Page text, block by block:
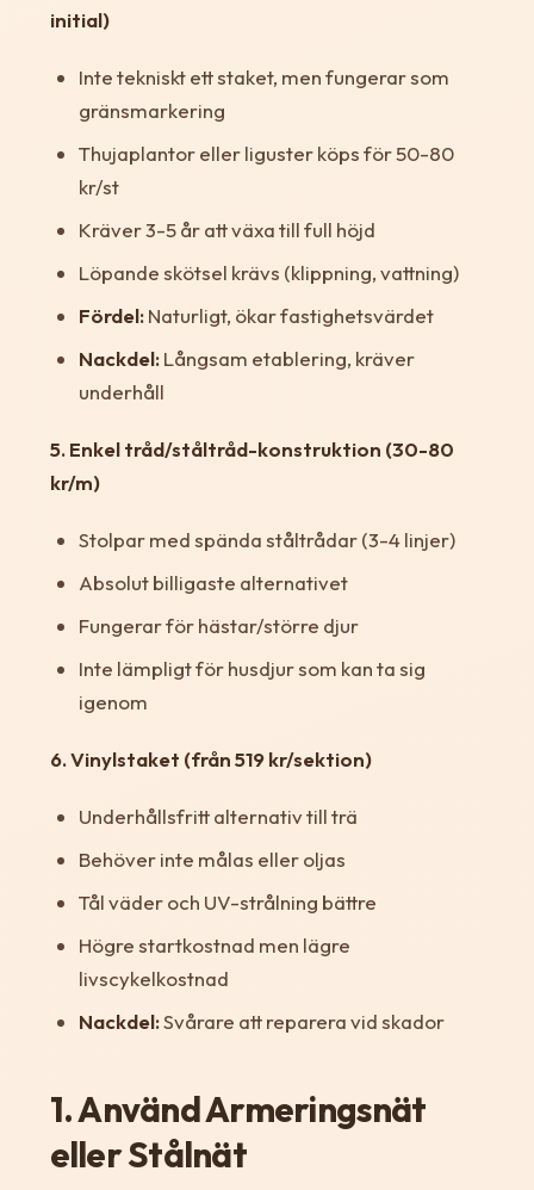
initial)
Inte tekniskt ett staket, men fungerar som
gränsmarkering
Thujaplantor eller liguster köps för 50-80
kr/st
Kräver 3-5 år att växa till full höjd
Löpande skötsel krävs (klippning, vattning)
Fördel:Naturligt, ökar fastighetsvärdet
Nackdel:Långsam etablering, kräver
underhåll
5. Enkel tråd/ståltråd-konstruktion (30-80
kr/m)
Stolpar med spända ståltrådar (3-4 linjer)
Absolut billigaste alternativet
Fungerar för hästar/större djur
Inte lämpligt för husdjur som kan ta sig
igenom
6. Vinylstaket (från 519 kr/sektion)
Underhållsfritt alternativ till trä
Behöver inte målas eller oljas
Tål väder och UV-strålning bättre
Högre startkostnad men lägre
livscykelkostnad
Nackdel:Svårare att reparera vid skador
1. Använd Armeringsnät
eller Stålnät